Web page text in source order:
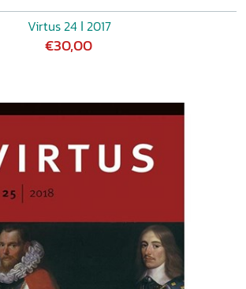
Virtus 24 ǀ 2017
€30,00